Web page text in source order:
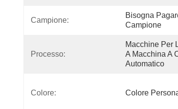
Campione:
Bisogna
Campione
Processo:
Macchine Per
A Macchina A
Automatico
Colore: Colore